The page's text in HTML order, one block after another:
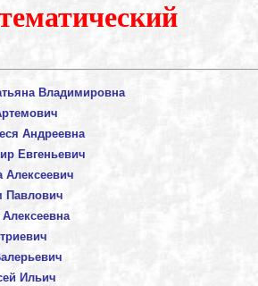
Владимировна
Андреевна
Евгеньевич
Алексеевич
Павлович
Ильич